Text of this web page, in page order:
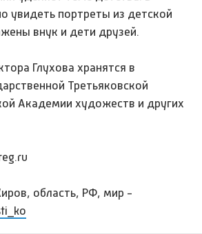
увидеть портреты из детской
внук и дети друзей.
Глухова хранятся в
Третьяковской
Академии художеств и других
область, РФ, мир -